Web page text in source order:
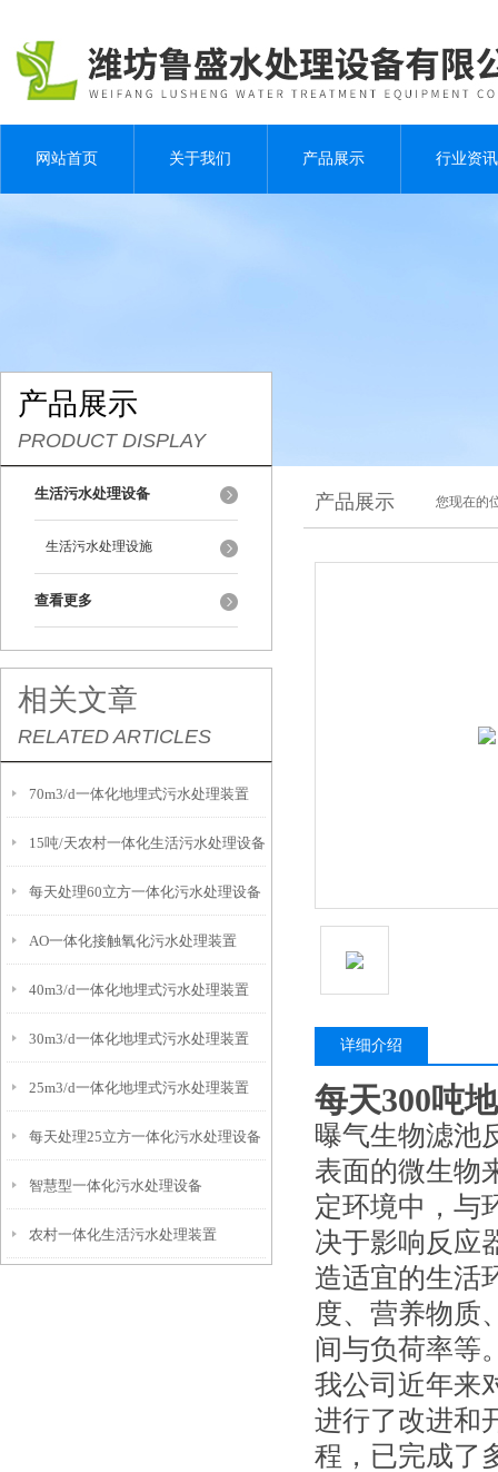
网站首页 关于我们 产品展示 行业资讯
产品展示
PRODUCT DISPLAY
生活污水处理设备
生活污水处理设施
查看更多
相关文章
RELATED ARTICLES
70m3/d一体化地埋式污水处理装置
15吨/天农村一体化生活污水处理设备
每天处理60立方一体化污水处理设备
AO一体化接触氧化污水处理装置
40m3/d一体化地埋式污水处理装置
30m3/d一体化地埋式污水处理装置
25m3/d一体化地埋式污水处理装置
每天处理25立方一体化污水处理设备
智慧型一体化污水处理设备
农村一体化生活污水处理装置
产品展示 您现在的
详细介绍
每天300吨
曝气生物滤池
表面的微生物
定环境中，与
决于影响反应
造适宜的生活
度、营养物质
间与负荷率等
我公司近年来
进行了改进和
程，已完成了